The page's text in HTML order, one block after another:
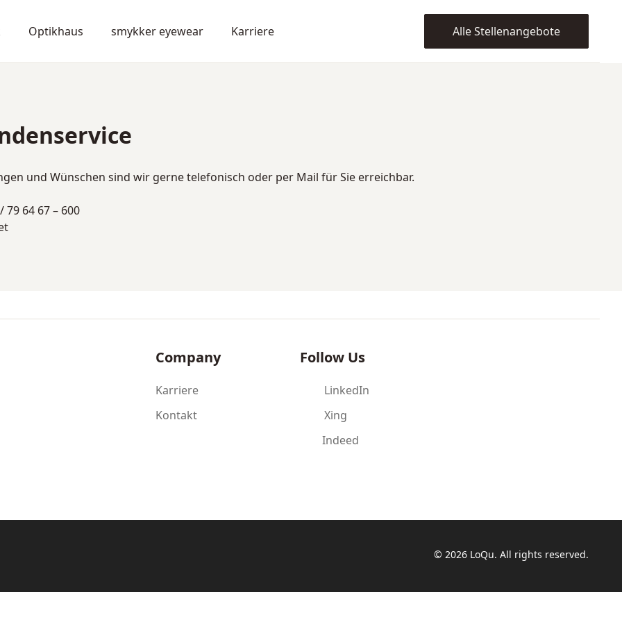
Optikhaus smykker eyewear Karriere Alle Stellenangebote
und Wünschen sind wir gerne telefonisch oder per Mail für Sie erreichbar.
79 64 67 – 600
Company
Karriere
Kontakt
Follow Us
LinkedIn
Xing
Indeed
© 2026 LoQu. All rights reserved.